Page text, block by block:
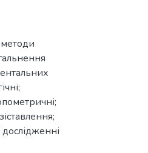
методи